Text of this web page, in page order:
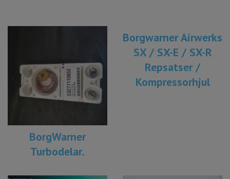
BorgWarner
Turbodelar.
Borgwarner Airwerks
SX / SX-E / SX-R
Repsatser /
Kompressorhjul